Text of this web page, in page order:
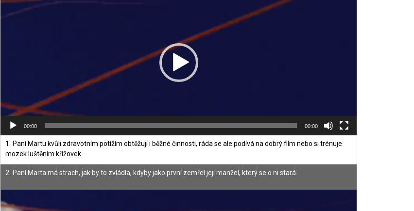
přehrávač
00:00 00:00
1. Paní Martu kvůli zdravotním potížím obtěžují i běžné činnosti, ráda se ale podívá na dobrý film nebo si trénuje
mozek luštěním křížovek.
2. Paní Marta má strach, jak by to zvládla, kdyby jako první zemřel její manžel, který se o ni stará.